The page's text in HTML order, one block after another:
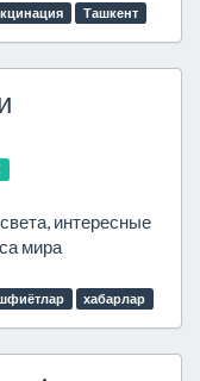
Ташкент
интересные
мира
хабарлар